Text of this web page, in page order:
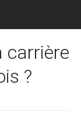
carrière
?